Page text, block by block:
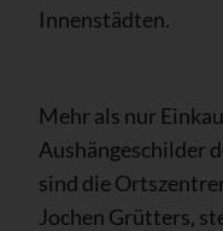
Innenstädten.
Mehr als nur
Aushängeschilder
sind die
Jochen Grütters,